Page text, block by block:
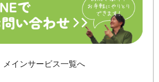
メインサービス一覧へ